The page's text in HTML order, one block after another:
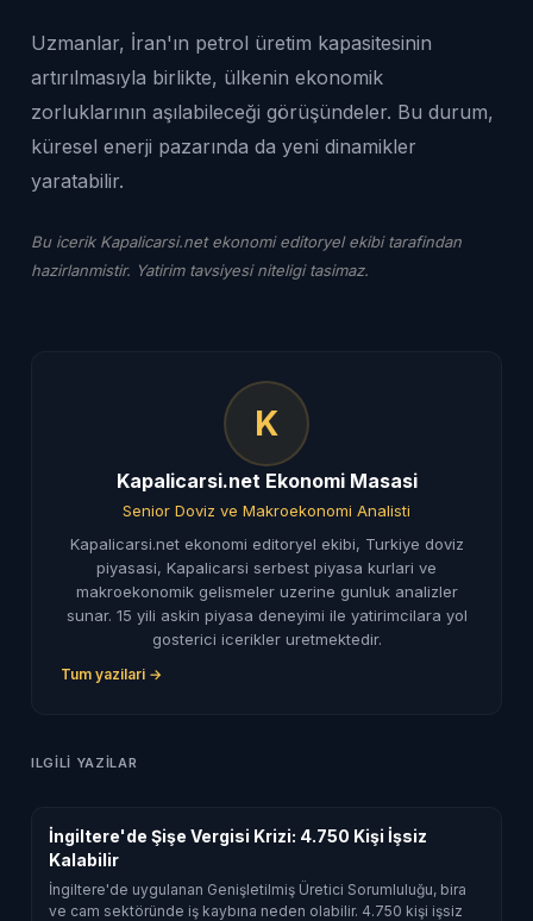
Uzmanlar, İran'ın petrol üretim kapasitesinin
artırılmasıyla birlikte, ülkenin ekonomik
zorluklarının aşılabileceği görüşündeler. Bu durum,
küresel enerji pazarında da yeni dinamikler
yaratabilir.
Bu icerik Kapalicarsi.net ekonomi editoryel ekibi tarafindan
hazirlanmistir. Yatirim tavsiyesi niteligi tasimaz.
K
Kapalicarsi.net Ekonomi Masasi
Senior Doviz ve Makroekonomi Analisti
Kapalicarsi.net ekonomi editoryel ekibi, Turkiye doviz
piyasasi, Kapalicarsi serbest piyasa kurlari ve
makroekonomik gelismeler uzerine gunluk analizler
sunar. 15 yili askin piyasa deneyimi ile yatirimcilara yol
gosterici icerikler uretmektedir.
Tum yazilari →
ILGILI YAZILAR
İngiltere'de Şişe Vergisi Krizi: 4.750 Kişi İşsiz
Kalabilir
İngiltere'de uygulanan Genişletilmiş Üretici Sorumluluğu, bira
ve cam sektöründe iş kaybına neden olabilir. 4.750 kişi işsiz